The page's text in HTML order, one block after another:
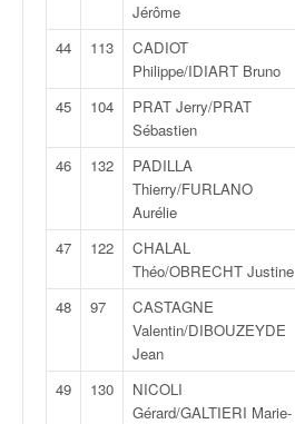
Jérôme
44 113
CADIOT
Philippe/IDIART Bruno
45 104
PRAT Jerry/PRAT
Sébastien
46 132
PADILLA
Thierry/FURLANO
Aurélie
47 122
CHALAL
Théo/OBRECHT Justine
48 97
CASTAGNE
Valentin/DIBOUZEYDE
Jean
49 130
NICOLI
Gérard/GALTIERI Marie-